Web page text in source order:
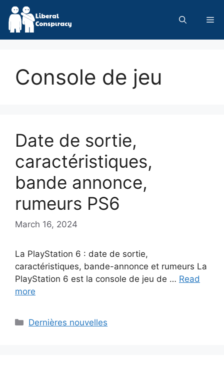
Skip
content
Console de jeu
Date de sortie,
caractéristiques,
bande annonce,
rumeurs PS6
March 16, 2024
La PlayStation 6 : date de sortie,
caractéristiques, bande-annonce et rumeurs La
PlayStation 6 est la console de jeu de … Read
more
Categories
Dernières nouvelles